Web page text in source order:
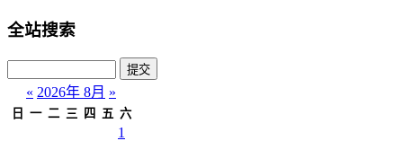
全站搜索
« 2026年 8月 »
日 一 二 三 四 五 六
1